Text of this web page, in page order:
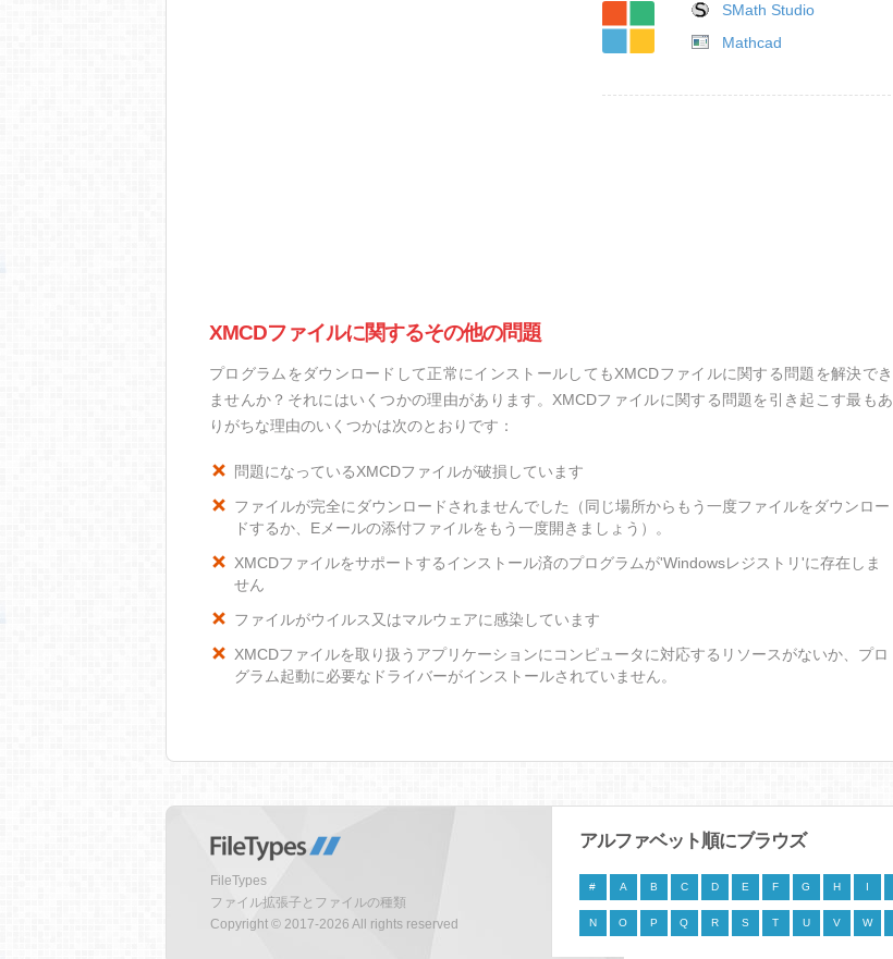
SMath Studio
Mathcad
XMCDファイルに関するその他の問題
プログラムをダウンロードして正常にインストールしてもXMCDファイルに関する問題を解決でき
ませんか？それにはいくつかの理由があります。XMCDファイルに関する問題を引き起こす最もあ
りがちな理由のいくつかは次のとおりです：
問題になっているXMCDファイルが破損しています
ファイルが完全にダウンロードされませんでした（同じ場所からもう一度ファイルをダウンロー
ドするか、Eメールの添付ファイルをもう一度開きましょう）。
XMCDファイルをサポートするインストール済のプログラムが'Windowsレジストリ'に存在しま
せん
ファイルがウイルス又はマルウェアに感染しています
XMCDファイルを取り扱うアプリケーションにコンピュータに対応するリソースがないか、プロ
グラム起動に必要なドライバーがインストールされていません。
FileTypes
ファイル拡張子とファイルの種類
Copyright © 2017-2026 All rights reserved
アルファベット順にブラウズ
# A B C D E F G H I
N O P Q R S T U V W